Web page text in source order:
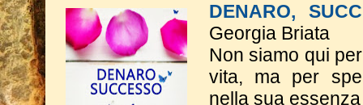
DENARO,
Georgia Briata
Non siamo qui
vita, ma per
nella sua